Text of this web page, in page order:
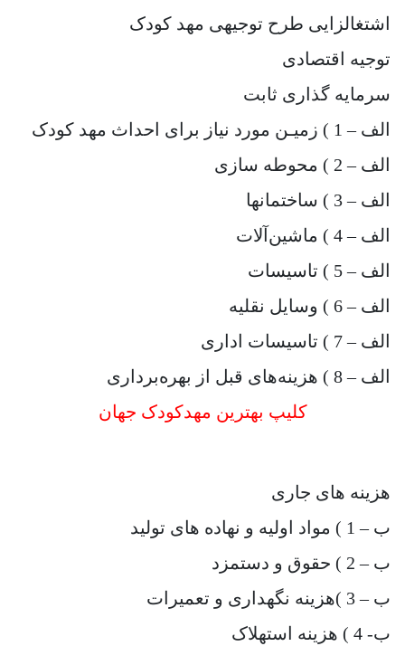
اشتغالزایی طرح توجیهی مهد کودک
توجیه اقتصادی
سرمایه گذاری ثابت
الف – 1 ) زمیـن مورد نیاز برای احداث مهد کودک
الف – 2 ) محوطه سازی
الف – 3 ) ساختمانها
الف – 4 ) ماشین‌آلات
الف – 5 ) تاسیسات
الف – 6 ) وسایل نقلیه
الف – 7 ) تاسیسات اداری
الف – 8 ) هزینه‌های قبل از بهره‌برداری
کلیپ بهترین مهدکودک جهان
هزینه های جاری
ب – 1 ) مواد اولیه و نهاده های تولید
ب – 2 ) حقوق و دستمزد
ب – 3 )هزینه نگهداری و تعمیرات
ب- 4 ) هزینه استهلاک